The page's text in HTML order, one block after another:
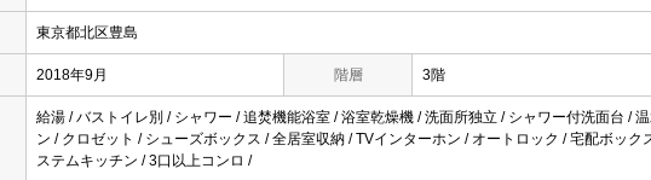
東京都北区豊島
2018年9月 階層 3階
給湯 / バストイレ別 / シャワー / 追焚機能浴室 / 浴室乾燥機 / 洗面所独立 / シャワー付洗面台 /
ン / クロゼット / シューズボックス / 全居室収納 / TVインターホン / オートロック / 宅配ボッ
ステムキッチン / 3口以上コンロ /